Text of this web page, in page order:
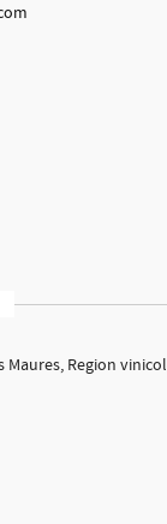
Region